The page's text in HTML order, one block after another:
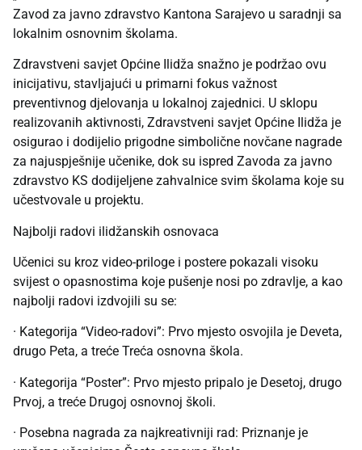
Zavod za javno zdravstvo Kantona Sarajevo u saradnji sa
lokalnim osnovnim školama.
Zdravstveni savjet Općine Ilidža snažno je podržao ovu
inicijativu, stavljajući u primarni fokus važnost
preventivnog djelovanja u lokalnoj zajednici. U sklopu
realizovanih aktivnosti, Zdravstveni savjet Općine Ilidža je
osigurao i dodijelio prigodne simbolične novčane nagrade
za najuspješnije učenike, dok su ispred Zavoda za javno
zdravstvo KS dodijeljene zahvalnice svim školama koje su
učestvovale u projektu.
Najbolji radovi ilidžanskih osnovaca
Učenici su kroz video-priloge i postere pokazali visoku
svijest o opasnostima koje pušenje nosi po zdravlje, a kao
najbolji radovi izdvojili su se:
· Kategorija “Video-radovi”: Prvo mjesto osvojila je Deveta,
drugo Peta, a treće Treća osnovna škola.
· Kategorija “Poster”: Prvo mjesto pripalo je Desetoj, drugo
Prvoj, a treće Drugoj osnovnoj školi.
· Posebna nagrada za najkreativniji rad: Priznanje je